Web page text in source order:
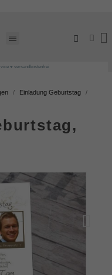
♥ versandkostenfrei
Einladung Geburtstag